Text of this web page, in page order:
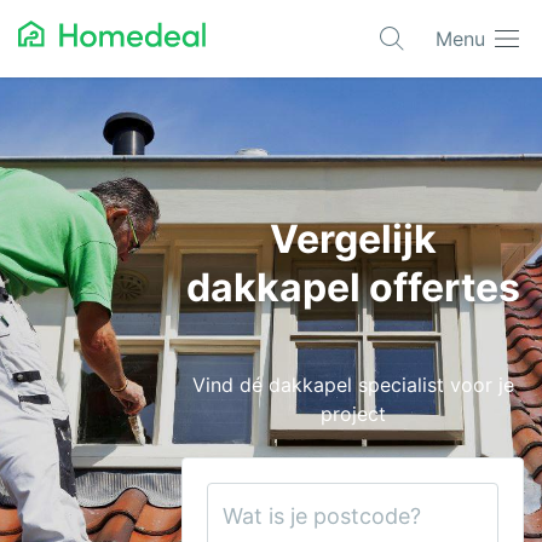
Menu
Populaire projecten
Asbest verwijderen
Dakbedekking
Dakkapel
Glas
Isolatie
Kozijnen
Laadpalen
Schilderwerk
Vergelijk
dakkapel offertes
Vind dé dakkapel specialist voor je
project